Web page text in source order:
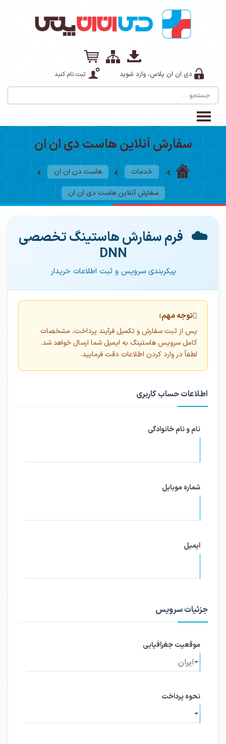
دی ان ان پلاس، وارد شوید ثبت نام کنید
سفارش آنلاین هاست دی ان ان
خدمات
هاست دن ان ان
سفارش آنلاین هاست دی ان ان
☁️ فرم سفارش هاستینگ تخصصی
DNN
پیکربندی سرویس و ثبت اطلاعات خریدار
توجه مهم:
پس از ثبت سفارش و تکمیل فرآیند پرداخت، مشخصات
کامل سرویس هاستینگ به ایمیل شما ارسال خواهد شد.
لطفاً در وارد کردن اطلاعات دقت فرمایید.
اطلاعات حساب کاربری
نام و نام خانوادگی
شماره موبایل
ایمیل
جزئیات سرویس
موقعیت جغرافیایی
نحوه پرداخت